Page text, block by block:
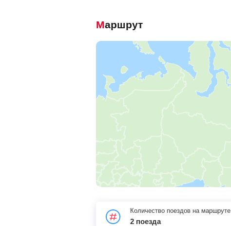
Маршрут
Количество поездов на маршруте
2 поезда